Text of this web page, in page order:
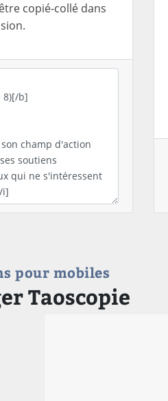
copié-collé dans
pour mobiles
Taoscopie